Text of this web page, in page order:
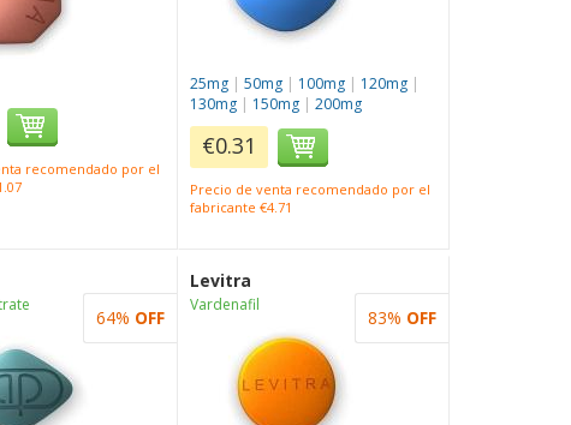
recomendado por el
25mg |50mg | 100mg | 120mg |
130mg | 150mg |200mg
€0.31
Precio de venta recomendado por el
fabricante €4.71
64% OFF
Levitra
Vardenafil
83% OFF